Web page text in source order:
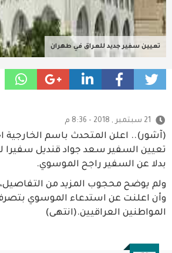
تعيين سفير جديد للعراق في طهران
21 سبتمبر , 2018 - 8:36 م
(آشور).. اعلن المتحدث باسم
تعيين السفير سعد جواد قنديل سفيرا
بدلا عن السفير راجح الموسوي.
ولم يوضح محجوب المزيد من
وأن اعلنت عن استدعاء الموسوي
المواطنين العراقيين.(انتهى)